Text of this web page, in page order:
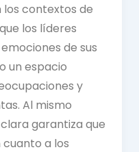
los contextos de
los líderes
de sus
un espacio
y
Al mismo
garantiza que
a los